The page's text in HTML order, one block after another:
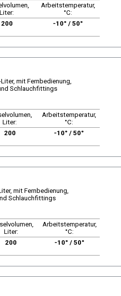
Liter:
Arbeitstemperatur,
°C:
200 -10° / 50°
mit Fernbedienung,
Schlauchfittings
Liter:
Arbeitstemperatur,
°C:
200 -10° / 50°
mit Fernbedienung,
Schlauchfittings
Liter:
Arbeitstemperatur,
°C:
200 -10° / 50°